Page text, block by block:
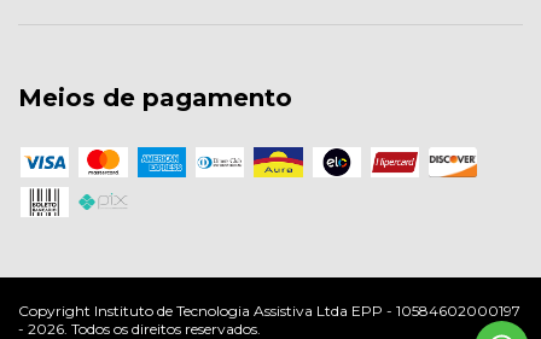
Meios de pagamento
Copyright Instituto de Tecnologia Assistiva Ltda EPP - 10584602000197
- 2026. Todos os direitos reservados.